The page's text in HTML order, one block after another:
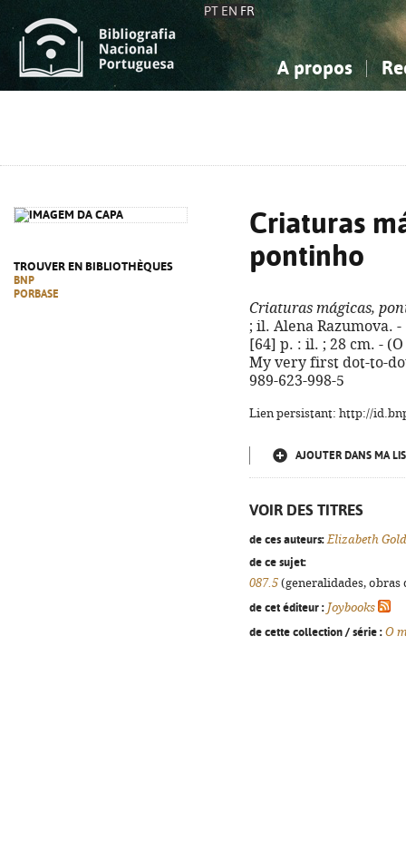
PT EN FR
A propos
TROUVER EN BIBLIOTHÈQUES
BNP
PORBASE
Criaturas
pontinho
Criaturas mágicas,
; il. Alena Razumova. -
[64] p. : il. ; 28 cm. -
My very first dot-to-
989-623-998-5
Lien persistant: http://
AJOUTER DANS MA
VOIR DES TITRES
de ces auteurs: Elizabeth
de ce sujet:
087.5 (generalidades,
de cet éditeur : Joybooks
de cette collection / série : O